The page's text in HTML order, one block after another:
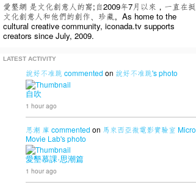
愛墾網 是文化創意人的窩;自2009年7月以來，一直在挺
文化創意人和他們的創作、珍藏。As home to the
cultural creative community, iconada.tv supports
creators since July, 2009.
LATEST ACTIVITY
說好不准跳 commented on 說好不准跳'sphoto
自吹
1 hour ago
思潮 庫 commented on 馬來西亞微電影實驗室 Micro
Movie Lab'sphoto
愛墾慕課·思潮篇
1 hour ago